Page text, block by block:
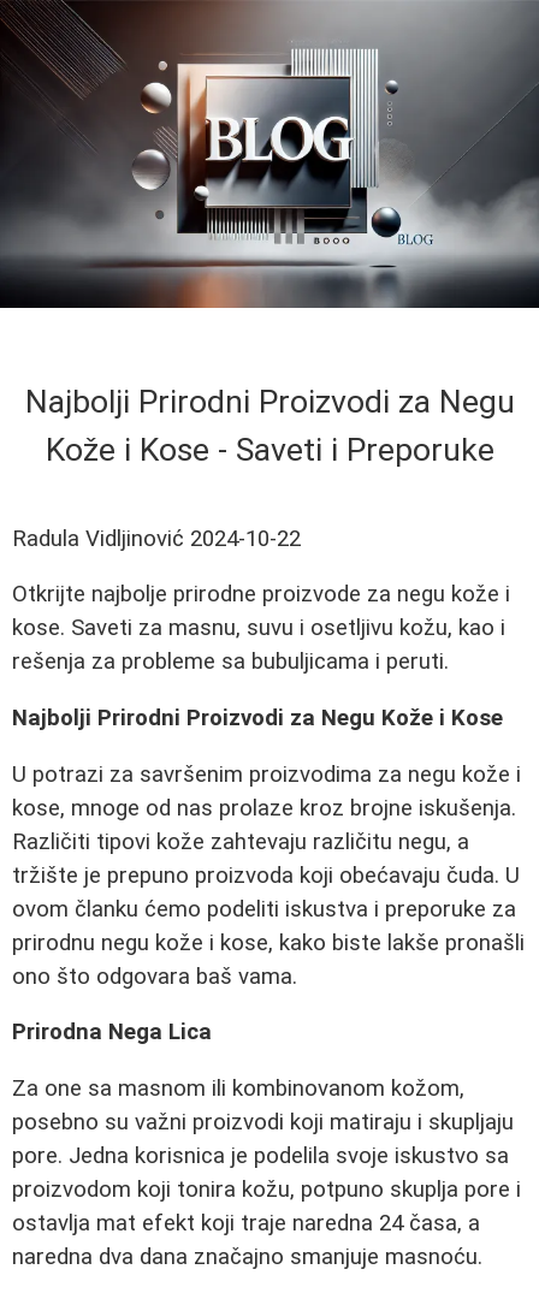
Najbolji Prirodni Proizvodi za Negu
Kože i Kose - Saveti i Preporuke
Radula Vidljinović 2024-10-22
Otkrijte najbolje prirodne proizvode za negu kože i
kose. Saveti za masnu, suvu i osetljivu kožu, kao i
rešenja za probleme sa bubuljicama i peruti.
Najbolji Prirodni Proizvodi za Negu Kože i Kose
U potrazi za savršenim proizvodima za negu kože i
kose, mnoge od nas prolaze kroz brojne iskušenja.
Različiti tipovi kože zahtevaju različitu negu, a
tržište je prepuno proizvoda koji obećavaju čuda. U
ovom članku ćemo podeliti iskustva i preporuke za
prirodnu negu kože i kose, kako biste lakše pronašli
ono što odgovara baš vama.
Prirodna Nega Lica
Za one sa masnom ili kombinovanom kožom,
posebno su važni proizvodi koji matiraju i skupljaju
pore. Jedna korisnica je podelila svoje iskustvo sa
proizvodom koji tonira kožu, potpuno skuplja pore i
ostavlja mat efekt koji traje naredna 24 časa, a
naredna dva dana značajno smanjuje masnoću.